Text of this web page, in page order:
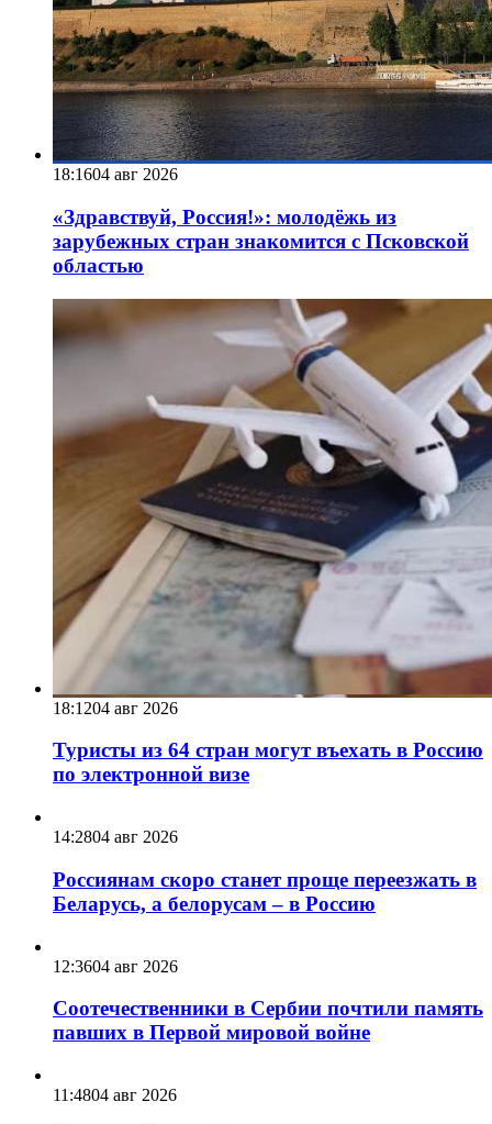
18:1604 авг 2026
«Здравствуй, Россия!»: молодёжь из
зарубежных стран знакомится с Псковской
областью
18:1204 авг 2026
Туристы из 64 стран могут въехать в Россию
по электронной визе
14:2804 авг 2026
Россиянам скоро станет проще переезжать в
Беларусь, а белорусам – в Россию
12:3604 авг 2026
Соотечественники в Сербии почтили память
павших в Первой мировой войне
11:4804 авг 2026